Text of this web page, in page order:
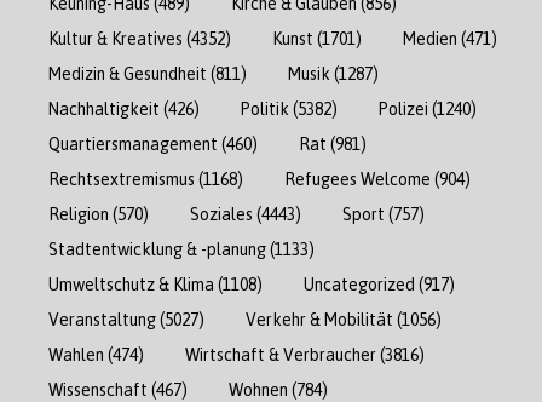
Kultur & Kreatives (4352) Kunst (1701) Medien (471)
Medizin & Gesundheit (811) Musik (1287)
Nachhaltigkeit (426) Politik (5382) Polizei (1240)
Quartiersmanagement (460) Rat (981)
Rechtsextremismus (1168) Refugees Welcome (904)
Religion (570) Soziales (4443) Sport (757)
Stadtentwicklung & -planung(1133)
Umweltschutz & Klima (1108) Uncategorized (917)
Veranstaltung(5027) Verkehr & Mobilität (1056)
Wahlen (474) Wirtschaft & Verbraucher(3816)
Wissenschaft (467) Wohnen (784)